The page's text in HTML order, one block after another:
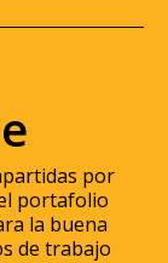
por
portafolio
la buena
de trabajo